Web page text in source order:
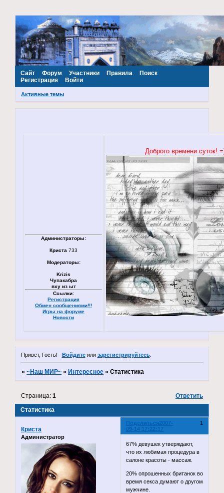
~Наш МИР~
Сайт Форум Участники Правила
Поиск
Регистрация
Войти
Активные темы
Администраторы:
Криста 733
Модераторы:
Krizis
Чупакабра
вху из ыт
Ссылки:
Регистрация
Обмен сообщениями!!!
Игры на форуме
Новости
Доброго времени суток!
Привет, Гость! Войдитеили зарегистрируйтесь.
»~Наш МИР~ » Интересное »Статистика
Статистика
Страница:1 Ответить
Поделиться 1
2007-
09-14 17:22:17
Криста
Администратор
67% девушек утверждают,
что их любимая процедура в
салоне красоты - массаж.
20% опрошенных британок во
время секса думают о другом
мужчине.